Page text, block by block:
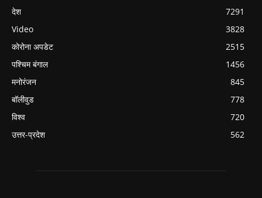
देश
7291
Video
3828
कोरोना अपडेट
2515
पश्चिम बंगाल
1456
मनोरंजन
845
बॉलीवुड
778
विश्व
720
उत्तर-प्रदेश
562